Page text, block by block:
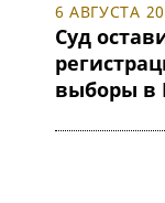
6 АВГУСТА
Суд
выборы в